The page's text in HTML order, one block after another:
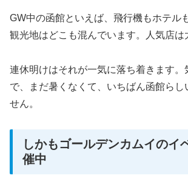
GW中の函館といえば、飛行機もホテル
観光地はどこも混んでいます。人気店は
連休明けはそれが一気に落ち着きます。
で、まだ暑くなくて、いちばん函館らし
せん。
しかもゴールデンカムイのイ
催中